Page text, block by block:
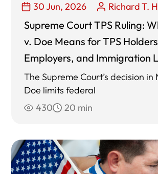
30 Jun, 2026 Richard T.
Supreme Court TPS Ruling:
v. Doe Means for TPS
Employers, and Immigration
The Supreme Court’s decision in
Doe limits federal
430
20 min